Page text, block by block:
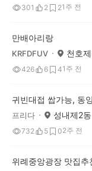
301 2 21주 전
만배아리랑
KRFDFUV 천호
426 6 41주 전
귀빈대접 쌉가능, 동
프리다 성내제2동
732 5 02주 전
위례중앙광장 맛집추